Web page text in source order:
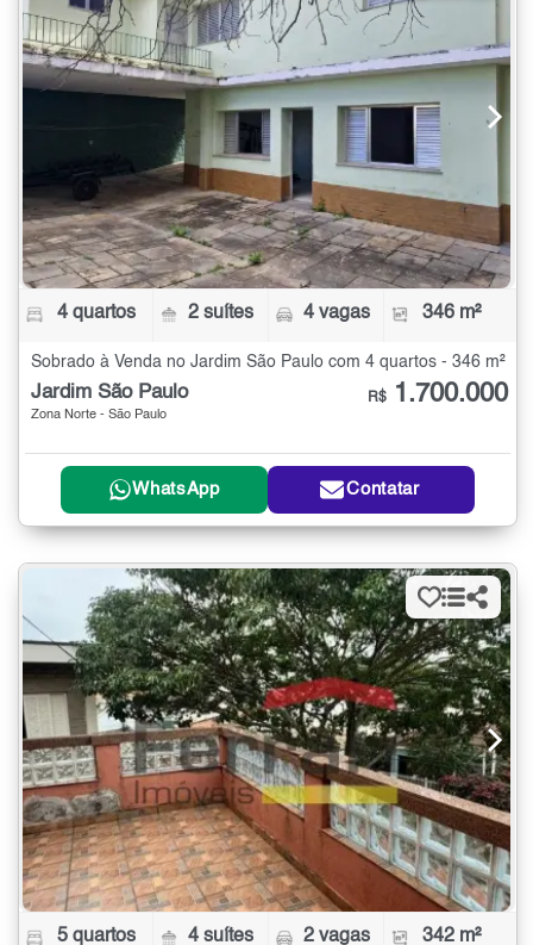
4 quartos 2 suítes 4 vagas 346 m²
Sobrado à Venda no Jardim São Paulo com 4 quartos - 346 m²
Jardim São Paulo
Zona Norte - São Paulo
R$ 1.700.000
WhatsApp Contatar
5 quartos 4 suítes 2 vagas 342 m²